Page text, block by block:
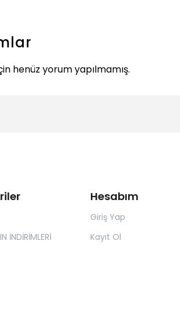
henüz yorum yapılmamış.
İNDİRİMLERİ
Hesabım
Giriş Yap
Kayıt Ol